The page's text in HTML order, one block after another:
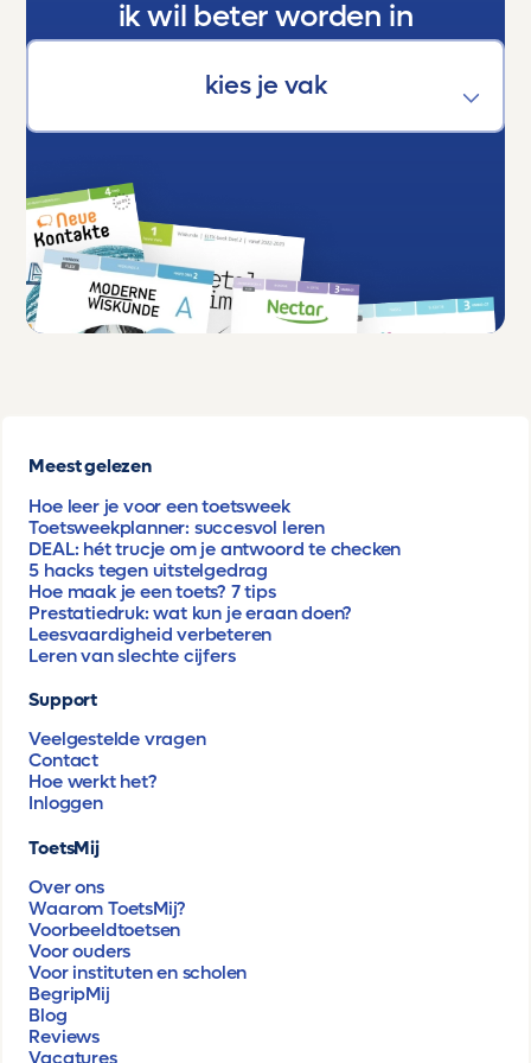
ik wil beter worden in
Meest gelezen
Hoe leer je voor een toetsweek
Toetsweekplanner: succesvol leren
DEAL: hét trucje om je antwoord te checken
5 hacks tegen uitstelgedrag
Hoe maak je een toets? 7 tips
Prestatiedruk: wat kun je eraan doen?
Leesvaardigheid verbeteren
Leren van slechte cijfers
Support
Veelgestelde vragen
Contact
Hoe werkt het?
Inloggen
ToetsMij
Over ons
Waarom ToetsMij?
Voorbeeldtoetsen
Voor ouders
Voor instituten en scholen
BegripMij
Blog
Reviews
Vacatures